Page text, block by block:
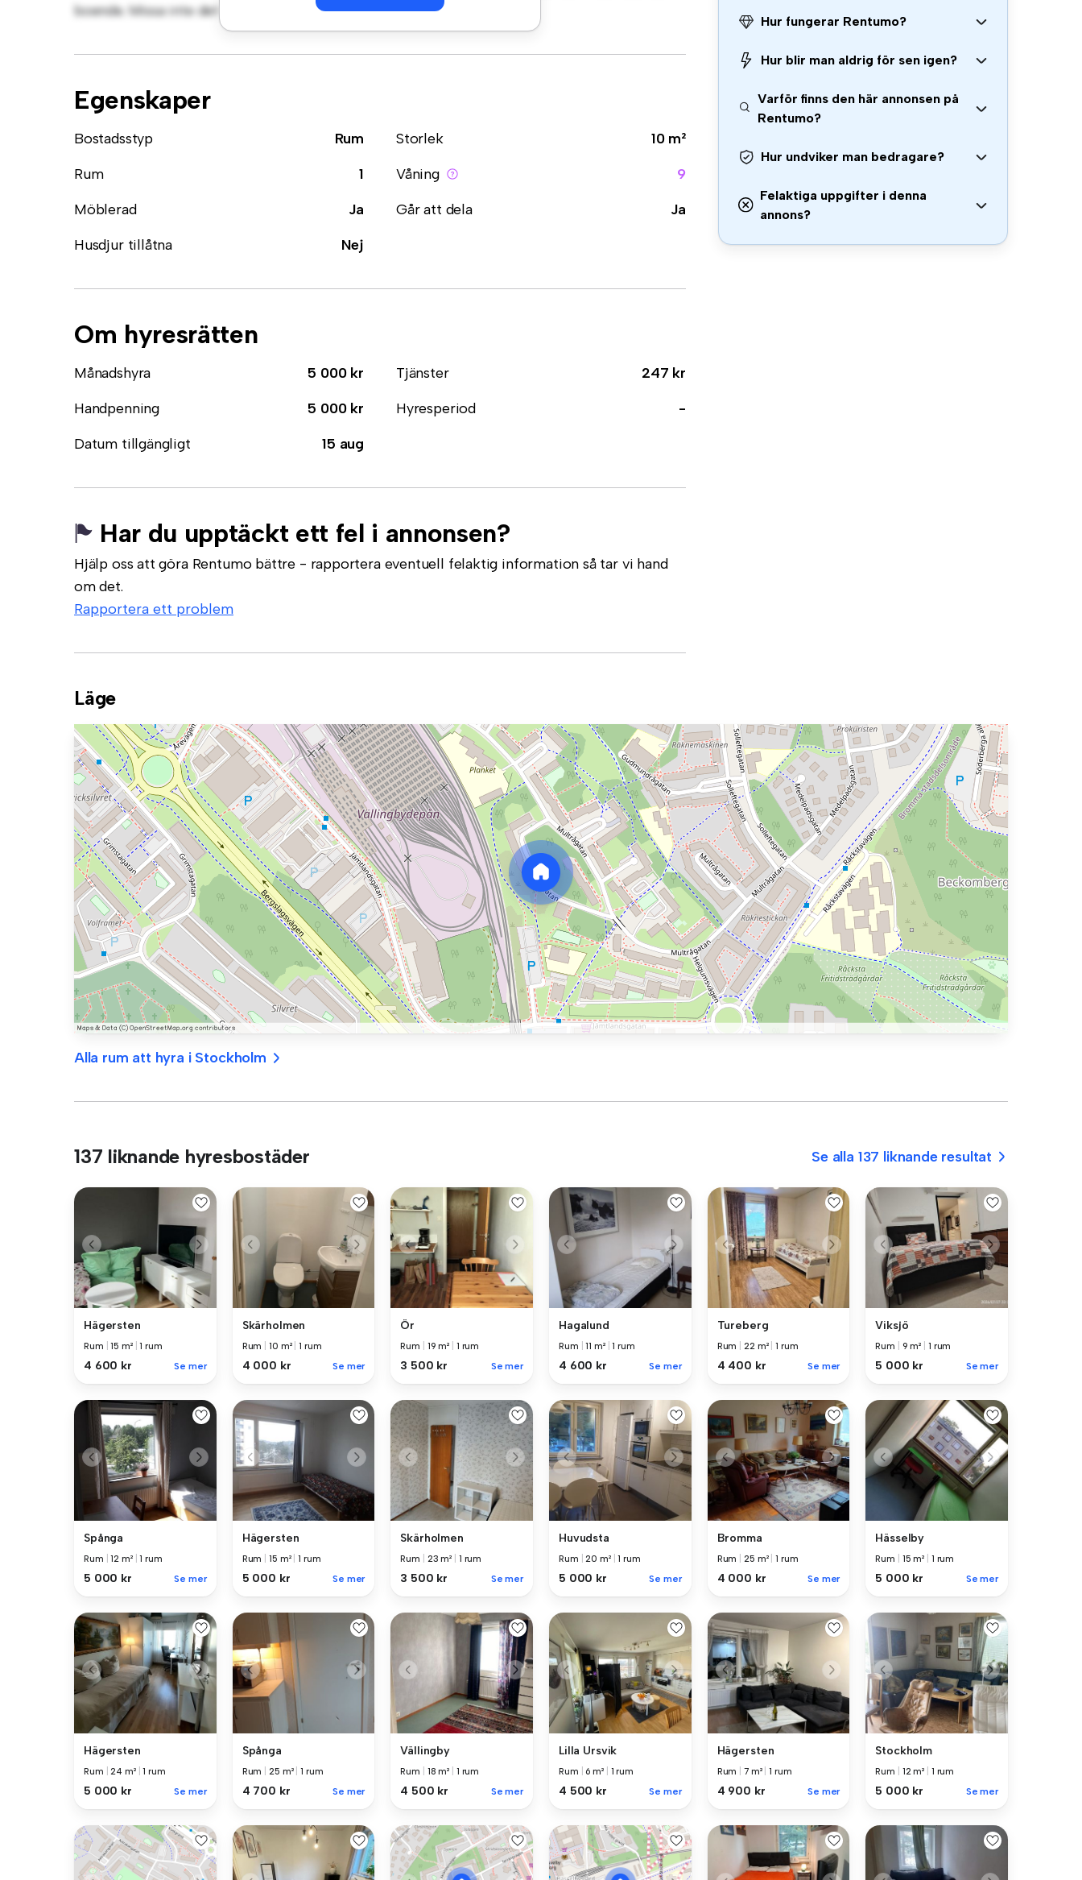
boende. Missa inte det – boka en visning idag!
Egenskaper
Bostadsstyp Rum Storlek
10 m²
Rum
1 Våning
9
Möblerad
Ja Går att dela
Ja
Husdjur tillåtna
Nej
Om hyresrätten
Månadshyra 5 000 kr Tjänster
247 kr
Handpenning
5 000 kr Hyresperiod
-
Datum tillgängligt
15 aug
Har du upptäckt ett fel i annonsen?
Hjälp oss att göra Rentumo bättre - rapportera eventuell felaktig information så tar vi hand
om det.
Rapportera ett problem
Hur fungerar Rentumo?
Hur blir man aldrig för sen igen?
Varför finns den här annonsen på
Rentumo?
Hur undviker man bedragare?
Felaktiga uppgifter i denna
annons?
Läge
Alla rum att hyra i Stockholm
137 liknande hyresbostäder Se alla 137 liknande resultat
Hägersten
Rum |15 m² |1 rum
4 600 kr Se mer
Skärholmen
Rum 10 m² |1 rum
4 000 kr Se mer
Ör
Rum 19 m² 1 rum
3 500 kr Se mer
Hagalund
Rum |11 m² |1 rum
4 600 kr Se mer
Tureberg
Rum 22 m² |1 rum
4 400 kr Se mer
Viksjö
Rum 9 m² 1 rum
5 000 kr Se mer
Spånga
Rum |12 m² |1 rum
5 000 kr Se mer
Hägersten
Rum 15 m² |1 rum
5 000 kr Se mer
Skärholmen
Rum 23 m² 1 rum
3 500 kr Se mer
Huvudsta
Rum |20 m² |1 rum
5 000 kr Se mer
Bromma
Rum 25 m² |1 rum
4 000 kr Se mer
Hässelby
Rum 15 m² 1 rum
5 000 kr Se mer
Hägersten
Rum |24 m² |1 rum
5 000 kr Se mer
Spånga
Rum 25 m² |1 rum
4 700 kr Se mer
Vällingby
Rum 18 m² 1 rum
4 500 kr Se mer
Lilla Ursvik
Rum 6 m² 1 rum
4 500 kr Se mer
Hägersten
Rum 7 m² |1 rum
4 900 kr Se mer
Stockholm
Rum 12 m² 1 rum
5 000 kr Se mer